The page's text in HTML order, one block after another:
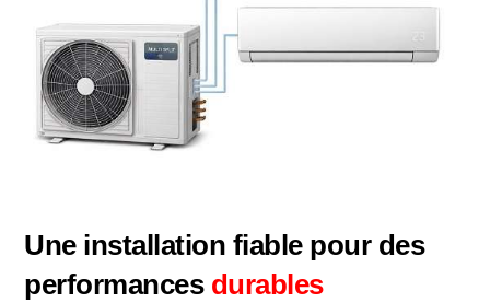
Une installation fiable pour des
performances durables